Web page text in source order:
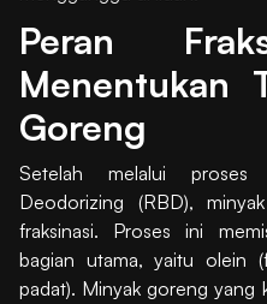
Peran
Menentukan
Goreng
Setelah melalui proses
Deodorizing (RBD),
fraksinasi. Proses ini
bagian utama, yaitu olein
padat). Minyak goreng yang